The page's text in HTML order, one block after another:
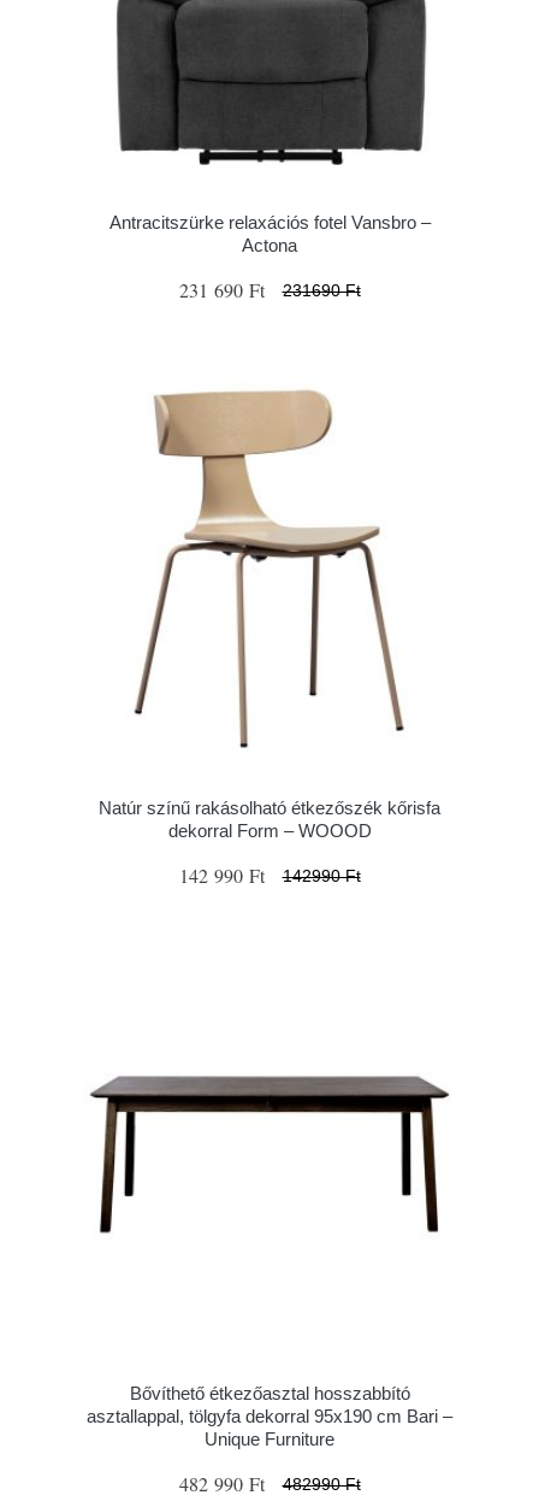
Antracitszürke relaxációs fotel Vansbro –
Actona
231 690 Ft 231690 Ft
Natúr színű rakásolható étkezőszék kőrisfa
dekorral Form – WOOOD
142 990 Ft 142990 Ft
Bővíthető étkezőasztal hosszabbító
asztallappal, tölgyfa dekorral 95x190 cm Bari –
Unique Furniture
482 990 Ft 482990 Ft